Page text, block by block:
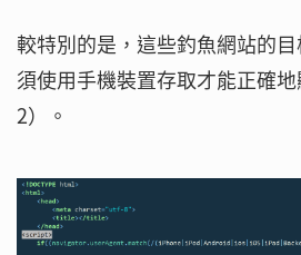
較特別的是，這些釣魚網站的
須使用手機裝置存取才能正確
2）。